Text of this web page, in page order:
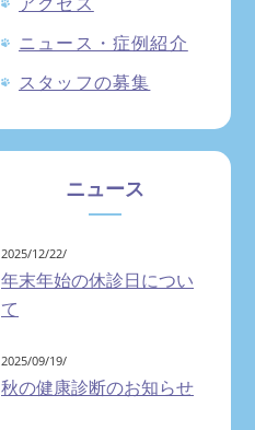
ニュース・症例紹介
スタッフの募集
ニュース
2025/12/22/
年末年始の休診日につい
て
2025/09/19/
秋の健康診断のお知らせ